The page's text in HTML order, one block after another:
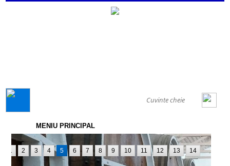
MENIU PRINCIPAL
1 2 3 4 5 6 7 8 9 10 11 12 13 14